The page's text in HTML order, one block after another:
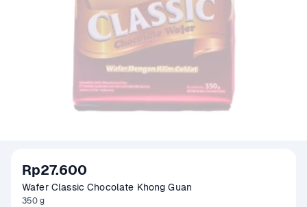
Rp27.600
Wafer Classic Chocolate Khong Guan
350 g